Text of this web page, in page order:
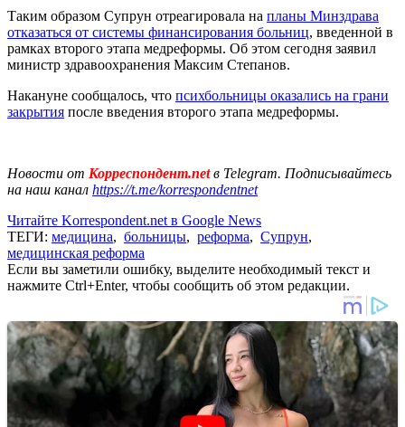
Таким образом Супрун отреагировала на планы Минздрава
отказаться от системы финансирования больниц, введенной в
рамках второго этапа медреформы. Об этом сегодня заявил
министр здравоохранения Максим Степанов.
Накануне сообщалось, что психбольницы оказались на грани
закрытия после введения второго этапа медреформы.
Новости от Корреспондент.netв Telegram. Подписывайтесь
на наш канал https://t.me/korrespondentnet
Читайте Korrespondent.net в Google News
ТЕГИ: медицина, больницы, реформа, Супрун,
медицинская реформа
Если вы заметили ошибку, выделите необходимый текст и
нажмите Ctrl+Enter, чтобы сообщить об этом редакции.